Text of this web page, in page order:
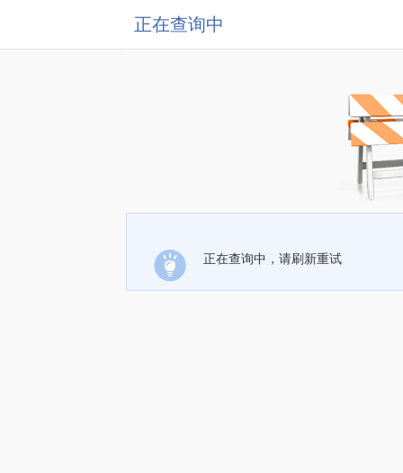
正在查询中
正在查询中，请刷新重试